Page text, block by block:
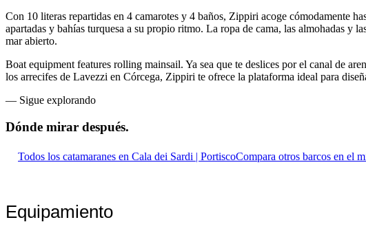
Con 10 literas repartidas en 4 camarotes y 4 baños, Zippiri acoge cómodamente
apartadas y bahías turquesa a su propio ritmo. La ropa de cama, las almohadas y
mar abierto.
Boat equipment features rolling mainsail. Ya sea que te deslices por el canal de
los arrecifes de Lavezzi en Córcega, Zippiri te ofrece la plataforma ideal para
— Sigue explorando
Dónde mirar después.
Todos los catamaranes en Cala dei Sardi | PortiscoCompara otros barcos en el
Equipamiento